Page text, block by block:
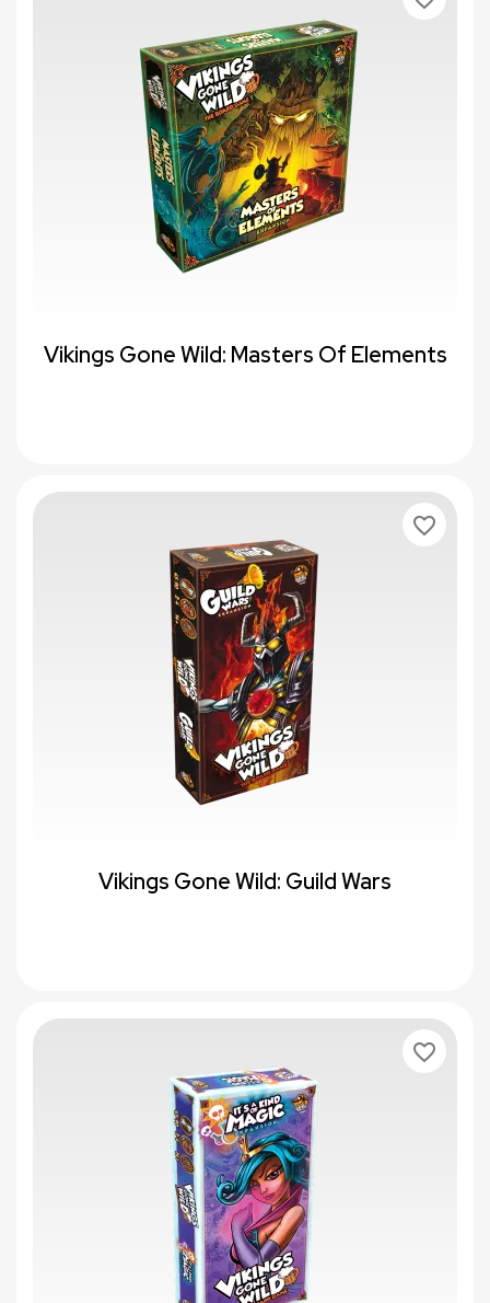
Vikings Gone Wild: Masters Of Elements
Vikings Gone Wild: Guild Wars
favorite_border
favorite_border